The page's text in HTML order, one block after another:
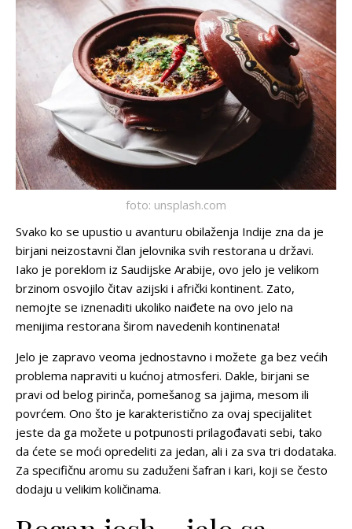
foto: unsplash.com
Svako ko se upustio u avanturu obilaženja Indije zna da je
birjani neizostavni član jelovnika svih restorana u državi.
Iako je poreklom iz Saudijske Arabije, ovo jelo je velikom
brzinom osvojilo čitav azijski i afrički kontinent. Zato,
nemojte se iznenaditi ukoliko naiđete na ovo jelo na
menijima restorana širom navedenih kontinenata!
Jelo je zapravo veoma jednostavno i možete ga bez većih
problema napraviti u kućnoj atmosferi. Dakle, birjani se
pravi od belog pirinča, pomešanog sa jajima, mesom ili
povrćem. Ono što je karakteristično za ovaj specijalitet
jeste da ga možete u potpunosti prilagođavati sebi, tako
da ćete se moći opredeliti za jedan, ali i za sva tri dodataka.
Za specifičnu aromu su zaduženi šafran i kari, koji se često
dodaju u velikim količinama.